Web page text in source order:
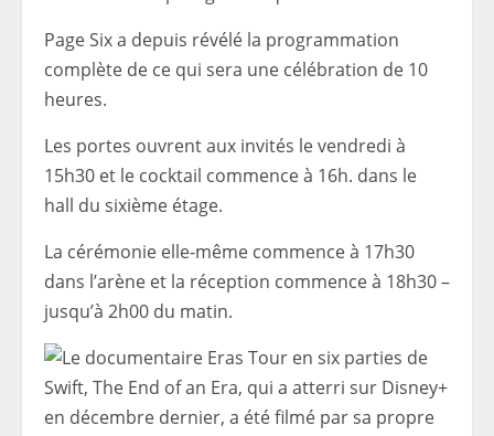
Page Six a depuis révélé la programmation
complète de ce qui sera une célébration de 10
heures.
Les portes ouvrent aux invités le vendredi à
15h30 et le cocktail commence à 16h. dans le
hall du sixième étage.
La cérémonie elle-même commence à 17h30
dans l’arène et la réception commence à 18h30 –
jusqu’à 2h00 du matin.